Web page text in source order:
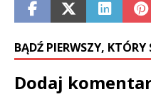
BĄDŹ PIERWSZY,
Dodaj